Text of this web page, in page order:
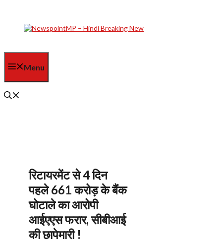
content
Menu
रिटायरमेंट से 4 दिन
पहले 661 करोड़ के बैंक
घोटाले का आरोपी
आईएएस फरार, सीबीआई
की छापेमारी !